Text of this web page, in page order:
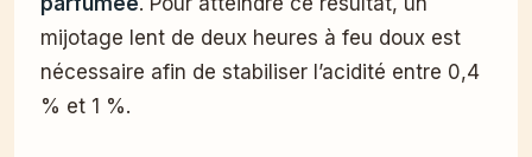
mijotage lent de deux heures à feu doux est
nécessaire afin de stabiliser l’acidité entre 0,4
% et 1 %.